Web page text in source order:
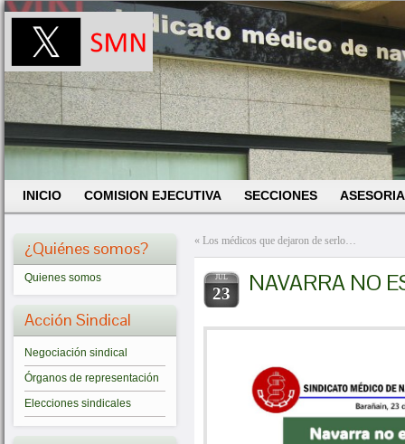
INICIO COMISION EJECUTIVA SECCIONES
¿Quiénes somos?
Quienes somos
Acción Sindical
Negociación sindical
Órganos de representación
Elecciones sindicales
« Los médicos que dejaron de serlo…
JUL
23 NAVARRA NO